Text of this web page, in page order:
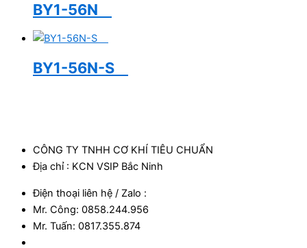
BY1-56N
BY1-56N-S
CÔNG TY TNHH CƠ KHÍ TIÊU CHUẨN
Địa chỉ : KCN VSIP Bắc Ninh
Điện thoại liên hệ / Zalo :
Mr. Công: 0858.244.956
Mr. Tuấn: 0817.355.874​